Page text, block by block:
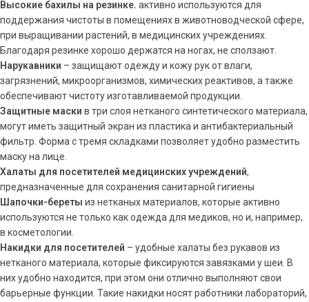
Высокие бахилы на резинке. активно используются для
поддержания чистоты в помещениях в животноводческой сфере,
при выращивании растений, в медицинских учреждениях.
Благодаря резинке хорошо держатся на ногах, не сползают.
Нарукавники – защищают одежду и кожу рук от влаги,
загрязнений, микроорганизмов, химических реактивов, а также
обеспечивают чистоту изготавливаемой продукции.
Защитные маски в три слоя нетканого синтетического материала,
могут иметь защитный экран из пластика и антибактериальный
фильтр. Форма с тремя складками позволяет удобно разместить
маску на лице.
Халаты для посетителей медицинских учреждений,
предназначенные для сохранения санитарной гигиены
Шапочки-береты из нетканых материалов, которые активно
используются не только как одежда для медиков, но и, например,
в косметологии.
Накидки для посетителей – удобные халаты без рукавов из
нетканого материала, которые фиксируются завязками у шеи. В
них удобно находится, при этом они отлично выполняют свои
барьерные функции. Такие накидки носят работники лабораторий,